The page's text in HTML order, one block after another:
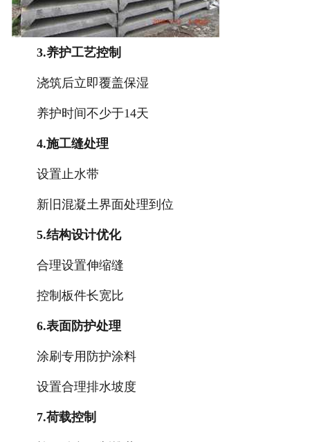
3.养护工艺控制
浇筑后立即覆盖保湿
养护时间不少于14天
4.施工缝处理
设置止水带
新旧混凝土界面处理到位
5.结构设计优化
合理设置伸缩缝
控制板件长宽比
6.表面防护处理
涂刷专用防护涂料
设置合理排水坡度
7.荷载控制